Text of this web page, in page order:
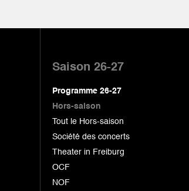
Saison 26-27
Programme 26-27
Hors-saison
Tout le Hors-saison
Société des concerts
Theater in Freiburg
OCF
NOF